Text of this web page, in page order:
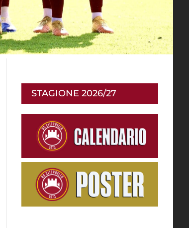
STAGIONE 2026/27